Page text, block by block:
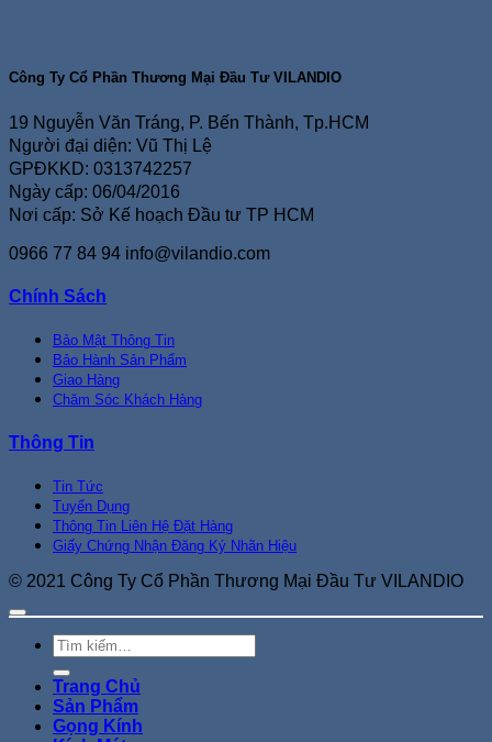
Công Ty Cổ Phần Thương Mại Đầu Tư VILANDIO
19 Nguyễn Văn Tráng, P. Bến Thành, Tp.HCM
Người đại diện: Vũ Thị Lệ
GPĐKKD: 0313742257
Ngày cấp: 06/04/2016
Nơi cấp: Sở Kế hoạch Đầu tư TP HCM
0966 77 84 94 info@vilandio.com
Chính Sách
Bảo Mật Thông Tin
Bảo Hành Sản Phẩm
Giao Hàng
Chăm Sóc Khách Hàng
Thông Tin
Tin Tức
Tuyển Dụng
Thông Tin Liên Hệ Đặt Hàng
Giấy Chứng Nhận Đăng Ký Nhãn Hiệu
© 2021 Công Ty Cổ Phần Thương Mại Đầu Tư VILANDIO
Tìm
kiếm:
Trang Chủ
Sản Phẩm
Gọng Kính